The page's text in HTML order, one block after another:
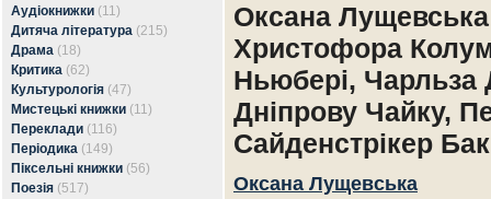
Аудіокнижки (11)
Дитяча література (215)
Драма (18)
Критика (62)
Культурологія (47)
Мистецькі книжки (11)
Переклади (116)
Періодика (149)
Піксельні книжки (56)
Поезія (517)
Оксана
Христофора
Ньюбері, Чарльза
Дніпрову Чайку,
Сайденстрікер Бак
Оксана Лущевська